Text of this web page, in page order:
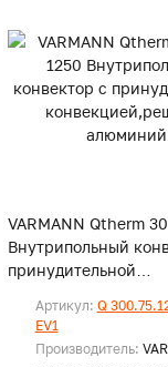
VARMANN Qtherm
Внутрипольный
принудительной
алюминий
Артикул: Q
EV1
Производитель: